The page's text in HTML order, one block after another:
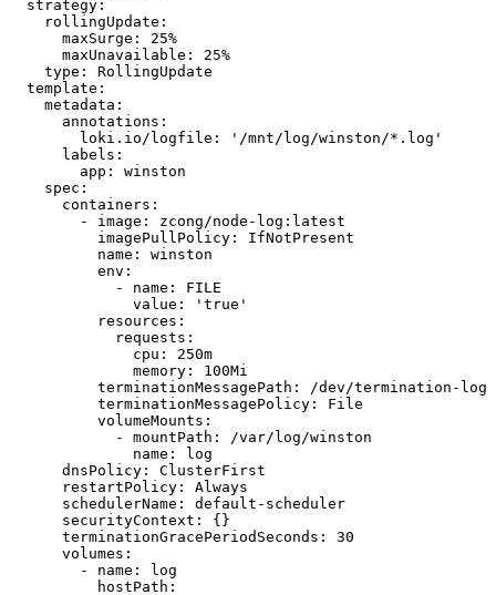
strategy :
rollingUpdate :
maxSurge : 25%
maxUnavailable : 25%
type :
RollingUpdate
template :
metadata :
annotations :
loki.io/logfile :
'/mnt/log/winston/*.log'
labels :
app :
winston
spec :
containers :
- image :
zcong/node-log:latest
imagePullPolicy :
IfNotPresent
name :
winston
env :
- name :
FILE
value :
'true'
resources :
requests :
cpu :
250m
memory :
100Mi
terminationMessagePath :
/dev/termination-log
terminationMessagePolicy :
File
volumeMounts :
- mountPath :
/var/log/winston
name :
log
dnsPolicy :
ClusterFirst
restartPolicy :
Always
schedulerName :
default-scheduler
securityContext :
{}
terminationGracePeriodSeconds :
30
volumes :
- name :
log
hostPath :